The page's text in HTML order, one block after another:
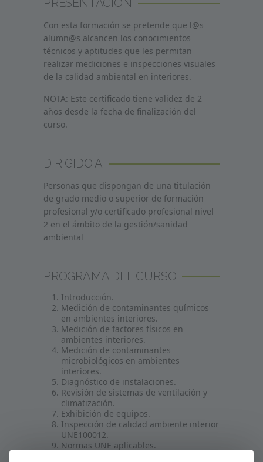
PRESENTACIÓN
Con esta formación se pretende que l@s
alumn@s alcancen los conocimientos
técnicos y aptitudes que les permitan
realizar mediciones e inspecciones visuales
de la calidad ambiental en interiores.
NOTA: Este certificado tiene validez de 2
años desde la fecha de finalización del
curso.
DIRIGIDO A
Personas que dispongan de una titulación
de grado medio o superior de formación
profesional y/o certificado profesional nivel
2 en el ámbito de la gestión/sanidad
ambiental
PROGRAMA DEL CURSO
Introducción.
Medición de contaminantes químicos
en ambientes interiores.
Medición de factores físicos en
ambientes interiores.
Medición de contaminantes
microbiológicos en ambientes
interiores.
Diagnóstico de instalaciones.
Revisión de sistemas de ventilación y
climatización.
Exhibición de equipos.
Inspección de calidad ambiente interior
UNE100012.
Normas UNE aplicables.